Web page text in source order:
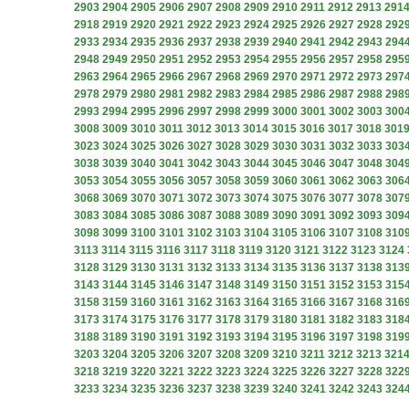
2903 2904 2905 2906 2907 2908 2909 2910 2911 2912 2913 2914
2918 2919 2920 2921 2922 2923 2924 2925 2926 2927 2928
2933 2934 2935 2936 2937 2938 2939 2940 2941 2942 2943
2948 2949 2950 2951 2952 2953 2954 2955 2956 2957 2958
2963 2964 2965 2966 2967 2968 2969 2970 2971 2972 2973
2978 2979 2980 2981 2982 2983 2984 2985 2986 2987 2988
2993 2994 2995 2996 2997 2998 2999 3000 3001 3002 3003
3008 3009 3010 3011 3012 3013 3014 3015 3016 3017 3018 3019
3023 3024 3025 3026 3027 3028 3029 3030 3031 3032 3033
3038 3039 3040 3041 3042 3043 3044 3045 3046 3047 3048
3053 3054 3055 3056 3057 3058 3059 3060 3061 3062 3063
3068 3069 3070 3071 3072 3073 3074 3075 3076 3077 3078
3083 3084 3085 3086 3087 3088 3089 3090 3091 3092 3093
3098 3099 3100 3101 3102 3103 3104 3105 3106 3107 3108
3113 3114 3115 3116 3117 3118 3119 3120 3121 3122 3123 3124
3128 3129 3130 3131 3132 3133 3134 3135 3136 3137 3138
3143 3144 3145 3146 3147 3148 3149 3150 3151 3152 3153
3158 3159 3160 3161 3162 3163 3164 3165 3166 3167 3168
3173 3174 3175 3176 3177 3178 3179 3180 3181 3182 3183
3188 3189 3190 3191 3192 3193 3194 3195 3196 3197 3198
3203 3204 3205 3206 3207 3208 3209 3210 3211 3212 3213 3214
3218 3219 3220 3221 3222 3223 3224 3225 3226 3227 3228
3233 3234 3235 3236 3237 3238 3239 3240 3241 3242 3243